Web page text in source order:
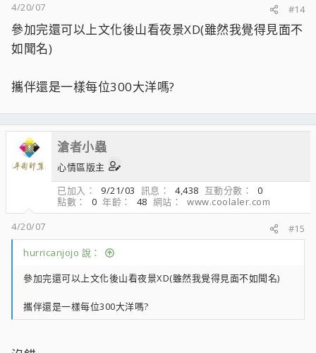
4/20/07
#14
參加完還可以上文化後山看夜景XD(雖然我覺得見面不
如聞名)
攜伴還是一樣每位300大洋嗎?
滄者小蟲
心情區版主
已加入
9/21/03 訊息 4,438 互動分數
0
點數
0 年齡 48 網站
www.coolaler.com
4/20/07
#15
hurricanjojo 說：
參加完還可以上文化後山看夜景XD(雖然我覺得見面不如聞名)
攜伴還是一樣每位300大洋嗎?